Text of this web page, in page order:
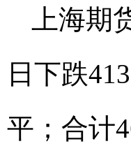
上海
日下跌
平；合计